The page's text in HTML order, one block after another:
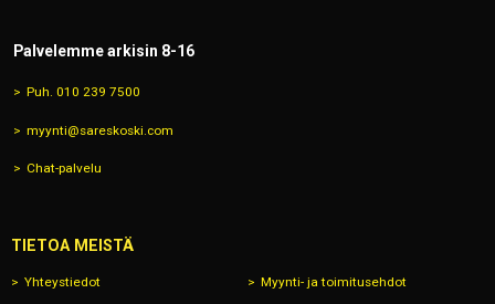
Palvelemme arkisin 8-16
Puh. 010 239 7500
myynti@sareskoski.com
Chat-palvelu
TIETOA MEISTÄ
Yhteystiedot Myynti- ja toimitusehdot